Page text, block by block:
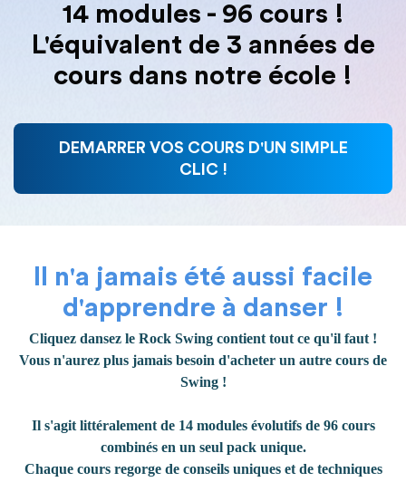
14 modules - 96 cours !
L'équivalent de 3 années de
cours dans notre école !
DEMARRER VOS COURS D'UN SIMPLE
CLIC !
Il n'a jamais été aussi facile
d'apprendre à danser !
Cliquez dansez le Rock Swing contient tout ce qu'il faut !
Vous n'aurez plus jamais besoin d'acheter un autre cours de
Swing !
Il s'agit littéralement de 14 modules évolutifs de 96 cours
combinés en un seul pack unique.
Chaque cours regorge de conseils uniques et de techniques